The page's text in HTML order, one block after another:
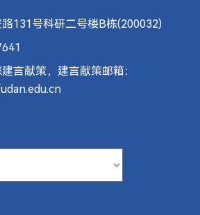
131号科研二号楼B栋(200032)
言献策，建言献策邮箱：